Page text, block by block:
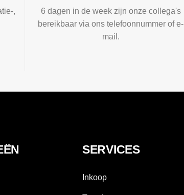
,
6 dagen in de week zijn onze collega's
bereikbaar via ons telefoonnummer of e-
mail.
SERVICES
Inkoop